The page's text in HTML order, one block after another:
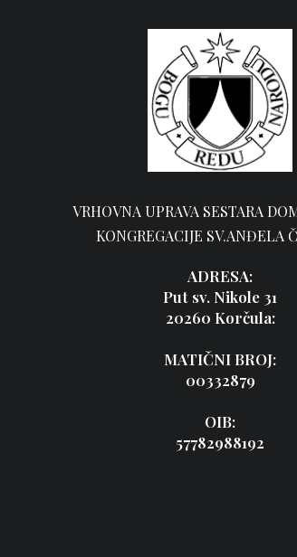
VRHOVNA UPRAVA SESTARA
KONGREGACIJE SV.ANĐELA
ADRESA:
Put sv. Nikole 31
20260 Korčula:
MATIČNI BROJ:
00332879
OIB:
57782988192